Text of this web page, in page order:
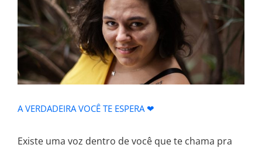
A VERDADEIRA VOCÊ TE ESPERA ❤
A VERDADEIRA VOCÊ TE ESPERA ❤
Existe uma voz dentro de você que te chama pra